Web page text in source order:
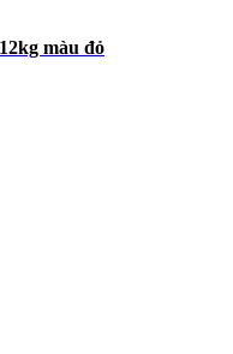
Miss 12kg màu đỏ